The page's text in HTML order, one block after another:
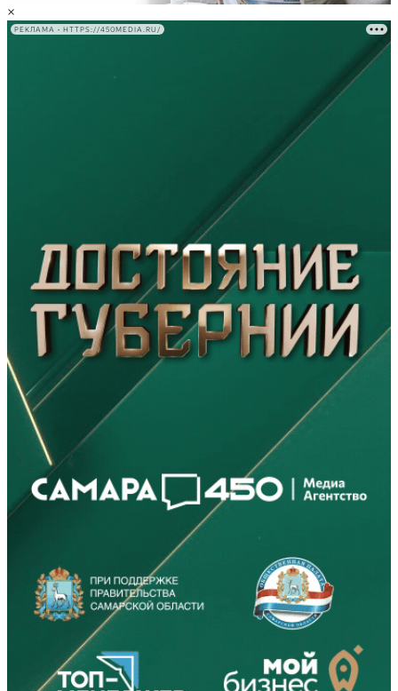
×
РЕКЛАМА • HTTPS://450MEDIA.RU/